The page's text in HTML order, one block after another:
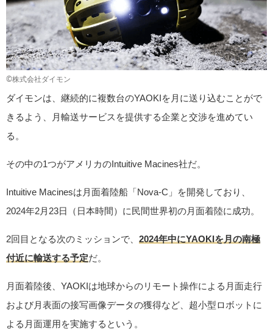
©株式会社ダイモン
ダイモンは、継続的に複数台のYAOKIを月に送り込むことがで
きるよう、月輸送サービスを提供する企業と交渉を進めてい
る。
その中の1つがアメリカのIntuitive Macines社だ。
Intuitive Macinesは月面着陸船「Nova-C」を開発しており、
2024年2月23日（日本時間）に民間世界初の月面着陸に成功。
2回目となる次のミッションで、 2024年中にYAOKIを月の南極
付近に輸送する予定だ。
月面着陸後、YAOKIは地球からのリモート操作による月面走行
および月表面の接写画像データの獲得など、超小型ロボットに
よる月面運用を実施するという。